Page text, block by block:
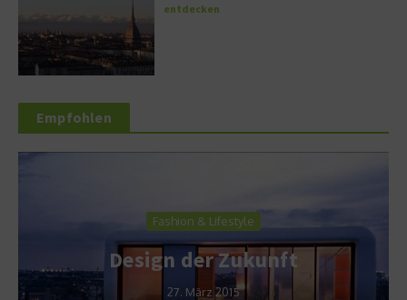
entdecken
Empfohlen
Fashion & Lifestyle
Design der Zukunft
27. März 2015